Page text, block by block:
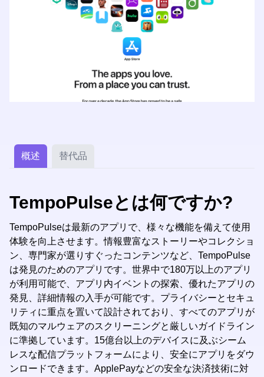
概述 替代品
TempoPulseとは何ですか?
TempoPulseは最新のアプリで、様々な機能を備えて使用
体験を向上させます。情報豊富なストーリーやコレクショ
ン、専門家が選りすぐったコンテンツなど、TempoPulse
は発見のためのアプリです。世界中で180万以上のアプリ
が利用可能で、アプリ内イベントの探索、優れたアプリの
発見、詳細情報の入手が可能です。プライバシーとセキュ
リティに重点を置いて設計されており、すべてのアプリが
既知のマルウェアのスクリーニングと厳しいガイドライン
に準拠しています。15億台以上のデバイスに及ぶシーム
レスな配信プラットフォームにより、安全にアプリをダウ
ンロードできます。ApplePayなどの安全な決済技術に対